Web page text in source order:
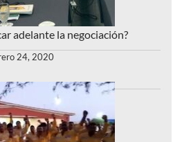
adelante la negociación?
24, 2020